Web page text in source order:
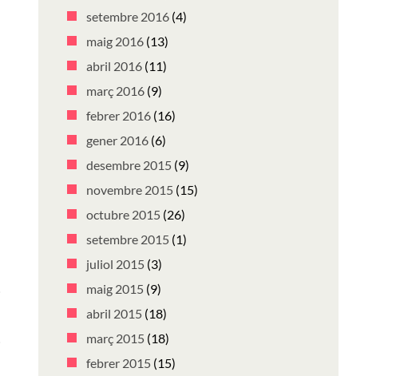
setembre 2016 (4)
maig 2016 (13)
abril 2016 (11)
març 2016 (9)
febrer 2016 (16)
gener 2016 (6)
desembre 2015 (9)
novembre 2015 (15)
octubre 2015 (26)
setembre 2015 (1)
juliol 2015 (3)
maig 2015 (9)
abril 2015 (18)
març 2015 (18)
febrer 2015 (15)